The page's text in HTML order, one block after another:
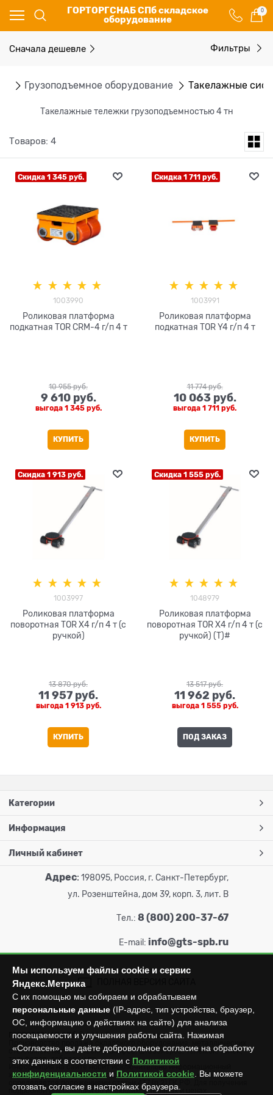
ГОРТОРГСНАБ СПб складское
оборудование
0
Грузоподъемное оборудование Такелажные
Такелажные тележки грузоподъемностью 4 тн
Сначала дешевле Фильтры
Товаров: 4
Скидка 1 345 руб.
1003990
Роликовая платформа
подкатная TOR CRM-4 г/п 4 т
10 955 руб.
9 610 руб.
выгода 1 345 руб.
КУПИТЬ
Скидка 1 711 руб.
1003991
Роликовая платформа
подкатная TOR Y4 г/п 4 т
11 774 руб.
10 063 руб.
выгода 1 711 руб.
КУПИТЬ
Скидка 1 913 руб.
1003997
Роликовая платформа
поворотная TOR X4 г/п 4 т (с
ручкой)
13 870 руб.
11 957 руб.
выгода 1 913 руб.
КУПИТЬ
Скидка 1 555 руб.
1048979
Роликовая платформа
поворотная TOR X4 г/п 4 т (с
ручкой) (T)#
13 517 руб.
11 962 руб.
выгода 1 555 руб.
ПОД ЗАКАЗ
Категории
Информация
Личный кабинет
Адрес: 198095, Россия, г. Санкт-Петербург,
ул. Розенштейна, дом 39, корп. 3, лит. В
Тел.: 8 (800) 200-37-67
E-mail: info@gts-spb.ru
ГОРТОРГСНАБ СПб © 2026Все права защищены.
Производство продажа складского оборудования: металлических
стеллажей, металлических шкафов, штабелеров, тележек, талей,
тельферов, лебедок и пр.
Информация на сайте носит исключительно информационный
характер и не может считаться публичной офертой, которая
определяется положениями статьи 437 (п.2) ГК РФ. Для получения
подробной информации об имеющихся товарах и ценах
Мы используем файлы cookie и сервис
Яндекс.Метрика
С их помощью мы собираем и обрабатываем
персональные данные (IP-адрес, тип устройства, браузер,
ОС, информацию о действиях на сайте) для анализа
посещаемости и улучшения работы сайта. Нажимая
«Согласен», вы даёте добровольное согласие на обработку
этих данных в соответствии с Политикой
конфиденциальности и Политикой cookie . Вы можете
отозвать согласие в настройках браузера.